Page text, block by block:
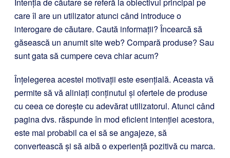
care îl are un utilizator atunci când introduce o
interogare de căutare. Caută informații? Încearcă să
găsească un anumit site web? Compară produse? Sau
sunt gata să cumpere ceva chiar acum?
Înțelegerea acestei motivații este esențială. Aceasta vă
permite să vă aliniați conținutul și ofertele de produse
cu ceea ce dorește cu adevărat utilizatorul. Atunci când
pagina dvs. răspunde în mod eficient intenției acestora,
este mai probabil ca ei să se angajeze, să
convertească și să aibă o experiență pozitivă cu marca.